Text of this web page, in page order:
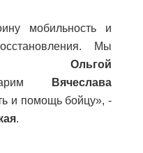
мобильность и
Мы
Ольгой
Вячеслава
и помощь бойцу», -
.